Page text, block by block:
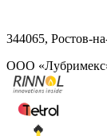
344065, Ростов-
ООО